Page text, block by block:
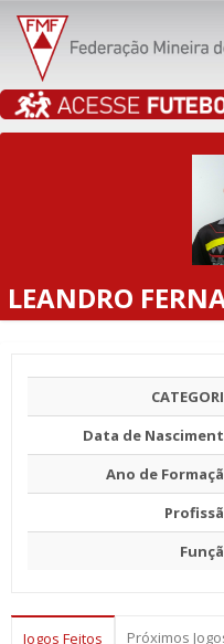
LEANDRO
Data de
Ano de
Jogos Feitos Próximos